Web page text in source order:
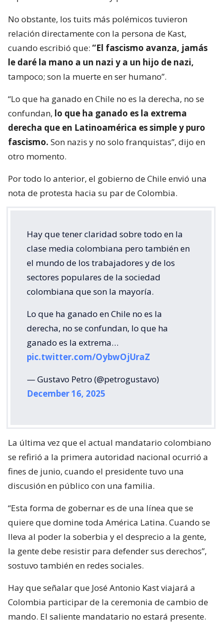
No obstante, los tuits más polémicos tuvieron
relación directamente con la persona de Kast,
cuando escribió que: “El fascismo avanza, jamás
le daré la mano a un nazi y a un hijo de nazi,
tampoco; son la muerte en ser humano”.
“Lo que ha ganado en Chile no es la derecha, no se
confundan, lo que ha ganado es la extrema
derecha que en Latinoamérica es simple y puro
fascismo. Son nazis y no solo franquistas”, dijo en
otro momento.
Por todo lo anterior, el gobierno de Chile envió una
nota de protesta hacia su par de Colombia.
Hay que tener claridad sobre todo en la
clase media colombiana pero también en
el mundo de los trabajadores y de los
sectores populares de la sociedad
colombiana que son la mayoría.
Lo que ha ganado en Chile no es la
derecha, no se confundan, lo que ha
ganado es la extrema…
pic.twitter.com/OybwOjUraZ
— Gustavo Petro (@petrogustavo)
December 16, 2025
La última vez que el actual mandatario colombiano
se refirió a la primera autoridad nacional ocurrió a
fines de junio, cuando el presidente tuvo una
discusión en público con una familia.
“Esta forma de gobernar es de una línea que se
quiere que domine toda América Latina. Cuando se
lleva al poder la soberbia y el desprecio a la gente,
la gente debe resistir para defender sus derechos”,
sostuvo también en redes sociales.
Hay que señalar que José Antonio Kast viajará a
Colombia participar de la ceremonia de cambio de
mando. El saliente mandatario no estará presente.